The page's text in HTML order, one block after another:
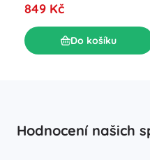
849 Kč
Do košíku
Hodnocení našich